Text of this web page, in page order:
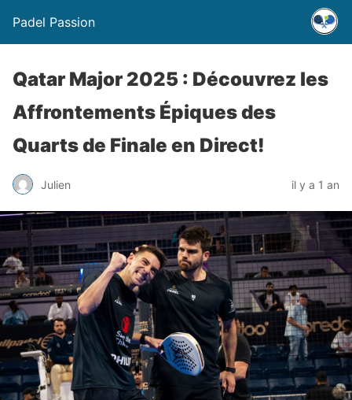
Padel Passion
Qatar Major 2025 : Découvrez les
Affrontements Épiques des
Quarts de Finale en Direct!
Julien il y a 1 an